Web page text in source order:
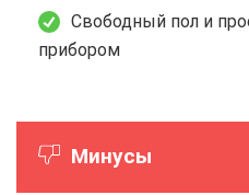
Свободный пол и
прибором
Минусы